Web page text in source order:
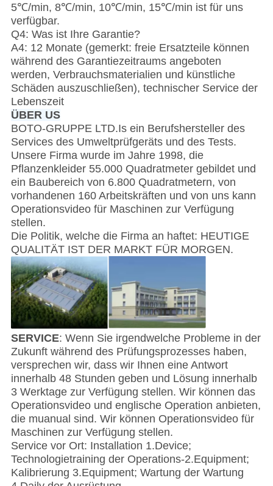
5℃/min, 8℃/min, 10℃/min, 15℃/min ist für uns
verfügbar.
Q4: Was ist Ihre Garantie?
A4: 12 Monate (gemerkt: freie Ersatzteile können
während des Garantiezeitraums angeboten
werden, Verbrauchsmaterialien und künstliche
Schäden auszuschließen), technischer Service der
Lebenszeit
ÜBER US
BOTO-GRUPPE LTD.Is ein Berufshersteller des
Services des Umweltprüfgeräts und des Tests.
Unsere Firma wurde im Jahre 1998, die
Pflanzenkleider 55.000 Quadratmeter gebildet und
ein Baubereich von 6.800 Quadratmetern, von
vorhandenen 160 Arbeitskräften und von uns kann
Operationsvideo für Maschinen zur Verfügung
stellen.
Die Politik, welche die Firma an haftet: HEUTIGE
QUALITÄT IST DER MARKT FÜR MORGEN.
SERVICE: Wenn Sie irgendwelche Probleme in der
Zukunft während des Prüfungsprozesses haben,
versprechen wir, dass wir Ihnen eine Antwort
innerhalb 48 Stunden geben und Lösung innerhalb
3 Werktage zur Verfügung stellen. Wir können das
Operationsvideo und englische Operation anbieten,
die muanual sind. Wir können Operationsvideo für
Maschinen zur Verfügung stellen.
Service vor Ort: Installation 1.Device;
Technologietraining der Operations-2.Equipment;
Kalibrierung 3.Equipment; Wartung der Wartung